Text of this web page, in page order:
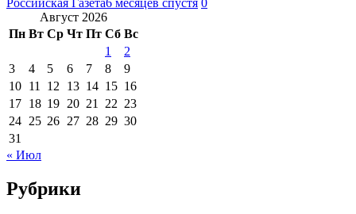
Август 2026
Пн Вт Ср Чт Пт Сб Вс
1
2
3
4 5 6 7 8
9
10 11 12 13 14 15 16
17 18 19 20 21 22 23
24 25 26 27 28 29 30
31
« Июл
Рубрики